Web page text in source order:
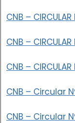
CNB –
CNB –
CNB –
CNB – Circular
CNB – Circular